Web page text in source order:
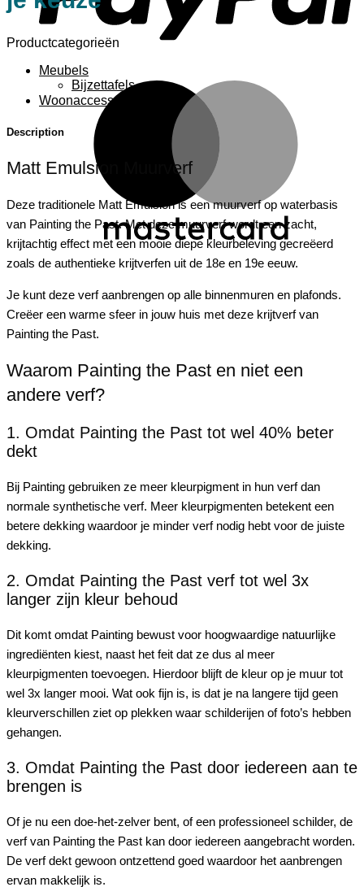
Productcategorieën
Meubels
Bijzettafels
Woonaccessoires
Description
Matt Emulsion Muurverf
Deze traditionele Matt Emulsion is een muurverf op waterbasis
van Painting the Past. Met deze muurverf wordt een zacht,
krijtachtig effect met een mooie diepe kleurbeleving gecreëerd
zoals de authentieke krijtverfen uit de 18e en 19e eeuw.
Je kunt deze verf aanbrengen op alle binnenmuren en plafonds.
Creëer een warme sfeer in jouw huis met deze krijtverf van
Painting the Past.
Waarom Painting the Past en niet een
andere verf?
1. Omdat Painting the Past tot wel 40% beter
dekt
Bij Painting gebruiken ze meer kleurpigment in hun verf dan
normale synthetische verf. Meer kleurpigmenten betekent een
betere dekking waardoor je minder verf nodig hebt voor de juiste
dekking.
2. Omdat Painting the Past verf tot wel 3x
langer zijn kleur behoud
Dit komt omdat Painting bewust voor hoogwaardige natuurlijke
ingrediënten kiest, naast het feit dat ze dus al meer
kleurpigmenten toevoegen. Hierdoor blijft de kleur op je muur tot
wel 3x langer mooi. Wat ook fijn is, is dat je na langere tijd geen
kleurverschillen ziet op plekken waar schilderijen of foto’s hebben
gehangen.
3. Omdat Painting the Past door iedereen aan te
brengen is
Of je nu een doe-het-zelver bent, of een professioneel schilder, de
verf van Painting the Past kan door iedereen aangebracht worden.
De verf dekt gewoon ontzettend goed waardoor het aanbrengen
ervan makkelijk is.